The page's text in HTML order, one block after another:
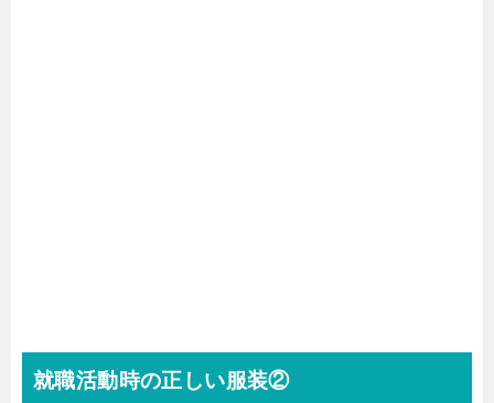
就職活動時の正しい服装②